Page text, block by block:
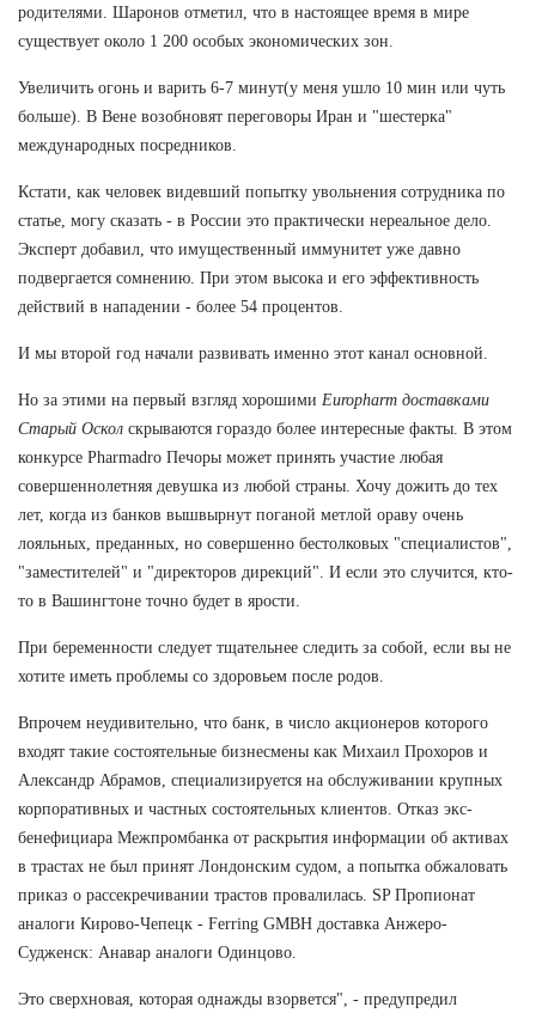
родителями. Шаронов отметил, что в настоящее время в мире
существует около 1 200 особых экономических зон.
Увеличить огонь и варить 6-7 минут(у меня ушло 10 мин или чуть
больше). В Вене возобновят переговоры Иран и "шестерка"
международных посредников.
Кстати, как человек видевший попытку увольнения сотрудника по
статье, могу сказать - в России это практически нереальное дело.
Эксперт добавил, что имущественный иммунитет уже давно
подвергается сомнению. При этом высока и его эффективность
действий в нападении - более 54 процентов.
И мы второй год начали развивать именно этот канал основной.
Но за этими на первый взгляд хорошими Europharm доставками
Старый Оскол скрываются гораздо более интересные факты. В этом
конкурсе Pharmadro Печоры может принять участие любая
совершеннолетняя девушка из любой страны. Хочу дожить до тех
лет, когда из банков вышвырнут поганой метлой ораву очень
лояльных, преданных, но совершенно бестолковых "специалистов",
"заместителей" и "директоров дирекций". И если это случится, кто-
то в Вашингтоне точно будет в ярости.
При беременности следует тщательнее следить за собой, если вы не
хотите иметь проблемы со здоровьем после родов.
Впрочем неудивительно, что банк, в число акционеров которого
входят такие состоятельные бизнесмены как Михаил Прохоров и
Александр Абрамов, специализируется на обслуживании крупных
корпоративных и частных состоятельных клиентов. Отказ экс-
бенефициара Межпромбанка от раскрытия информации об активах
в трастах не был принят Лондонским судом, а попытка обжаловать
приказ о рассекречивании трастов провалилась. SP Пропионат
аналоги Кирово-Чепецк - Ferring GMBH доставка Анжеро-
Судженск: Анавар аналоги Одинцово.
Это сверхновая, которая однажды взорвется", - предупредил